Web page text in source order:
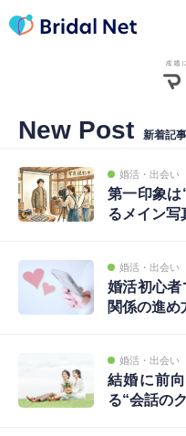
New Post 新着記事
婚活・出会い
第一印象は
るメイン写
婚活・出会い
婚活初心
関係の進め
婚活・出会い
結婚に前
る“会話の